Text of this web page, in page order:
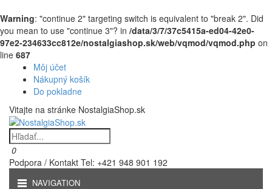
Warning: "continue 2" targeting switch is equivalent to "break 2". Did
you mean to use "continue 3"? in /data/3/7/37c5415a-ed04-42e0-
97e2-234633cc812e/nostalgiashop.sk/web/vqmod/vqmod.php on
line 687
Môj účet
Nákupný košík
Do pokladne
Vitajte na stránke NostalgiaShop.sk
0
Podpora / Kontakt Tel: +421 948 901 192
NAVIGATION